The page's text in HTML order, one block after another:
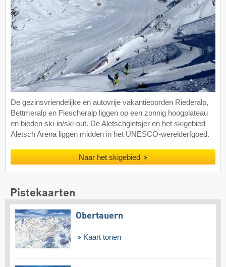
De gezinsvriendelijke en autovrije vakantieoorden Riederalp,
Bettmeralp en Fiescheralp liggen op een zonnig hoogplateau
en bieden ski-in/ski-out. De Aletschgletsjer en het skigebied
Aletsch Arena liggen midden in het UNESCO-werelderfgoed.
Naar het skigebied
Pistekaarten
Obertauern
Kaart tonen